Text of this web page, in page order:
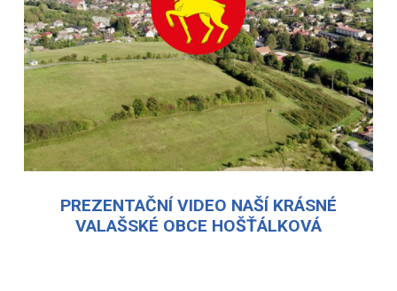
PREZENTAČNÍ VIDEO NAŠÍ KRÁSNÉ
VALAŠSKÉ OBCE HOŠŤÁLKOVÁ